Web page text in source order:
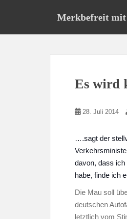
Merkbefreit mit
Es wird
28. Juli 2014
….sagt der
davon, dass ich
habe, finde ich
Die Mau soll
deutschen
letztlich vom